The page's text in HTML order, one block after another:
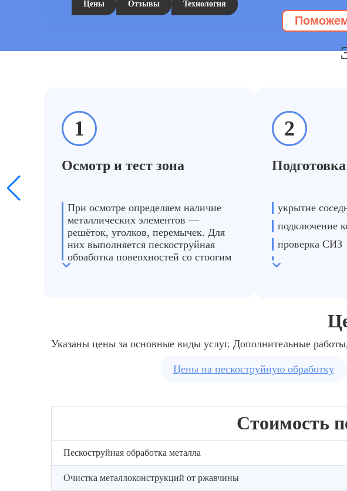
Цены Отзывы Технология
Эту
остатки ржавчины/пыль →
1
Осмотр и тест зона
При осмотре определяем наличие
металлических элементов —
решёток, уголков, перемычек. Для
них выполняется пескоструйная
обработка поверхностей со строгим
контролем фракции абразивного
настраиваем напор
2
укрытие
подключение
проверка СИЗ
Указаны цены за основные виды услуг. Дополнительные
Цены на пескоструйную обработку
Стоимость
Пескоструйная обработка металла
Очистка металлоконструкций от ржавчины